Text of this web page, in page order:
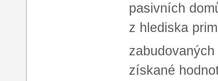
pasivních
z hlediska
získané